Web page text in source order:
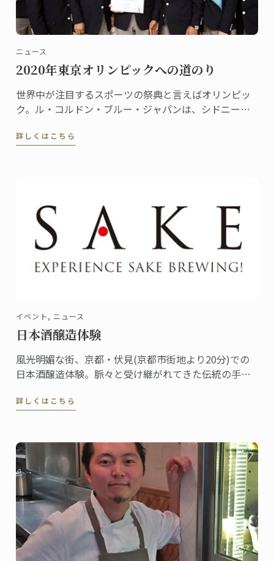
ニュース
2020年東京オリンピックへの道のり
世界中が注目するスポーツの祭典と言えばオリンピッ
ク。ル・コルドン・ブルー・ジャパンは、シドニー、
ティ教育のエキスパートとして東京オリンピックに協
詳しくはこちら
イベント, ニュース
日本酒醸造体験
風光明媚な街、京都・伏見(京都市街地より20分)での
日本酒醸造体験。脈々と受け継がれてきた伝統の手法
詳しくはこちら